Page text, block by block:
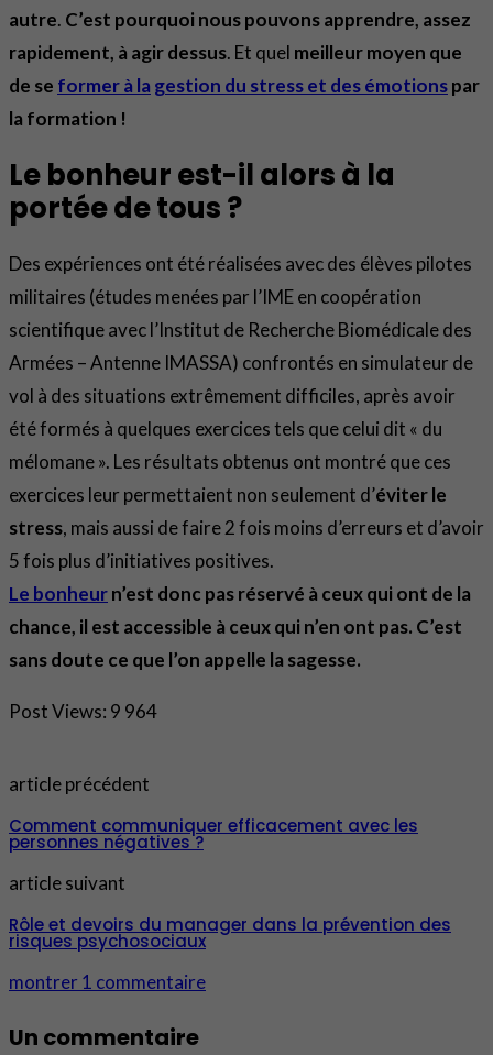
autre. C’est pourquoi nous pouvons apprendre, assez
rapidement, à agir dessus. Et quel meilleur moyen que
de se former à la gestion du stress et des émotionspar
la formation !
Le bonheur est-il alors à la
portée de tous ?
Des expériences ont été réalisées avec des élèves pilotes
militaires (études menées par l’IME en coopération
scientifique avec l’Institut de Recherche Biomédicale des
Armées – Antenne IMASSA) confrontés en simulateur de
vol à des situations extrêmement difficiles, après avoir
été formés à quelques exercices tels que celui dit « du
mélomane ». Les résultats obtenus ont montré que ces
exercices leur permettaient non seulement d’éviter le
stress, mais aussi de faire 2 fois moins d’erreurs et d’avoir
5 fois plus d’initiatives positives.
Le bonheurn’est donc pas réservé à ceux qui ont de la
chance, il est accessible à ceux qui n’en ont pas. C’est
sans doute ce que l’on appelle la sagesse.
Post Views: 9 964
article précédent
Comment communiquer efficacement avec les
personnes négatives ?
article suivant
Rôle et devoirs du manager dans la prévention des
risques psychosociaux
montrer 1 commentaire
Un commentaire